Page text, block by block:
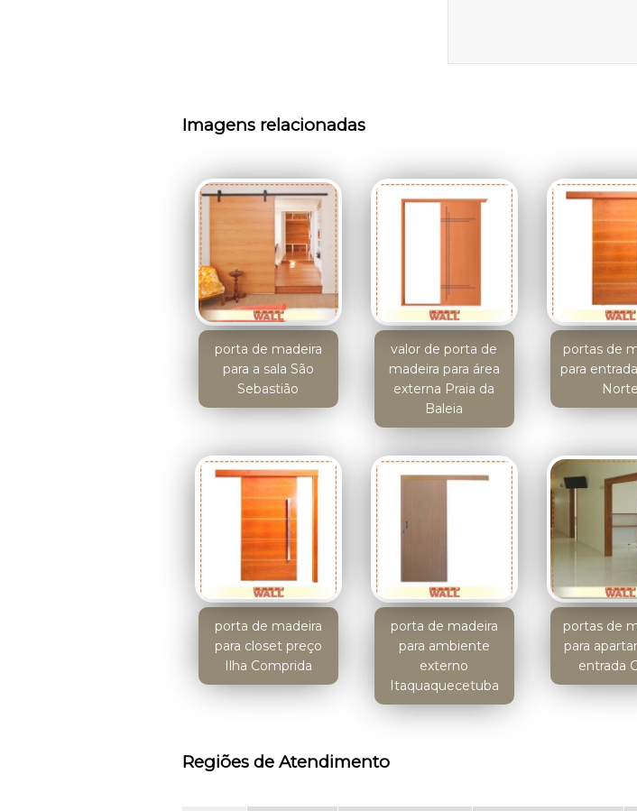
Imagens relacionadas
porta de madeira
para a sala São
Sebastião
valor de porta de
madeira para área
externa Praia da
Baleia
portas de
para
Norte
porta de madeira
para closet preço
Ilha Comprida
porta de madeira
para ambiente
externo
Itaquaquecetuba
portas de
para
entrada
Regiões de Atendimento